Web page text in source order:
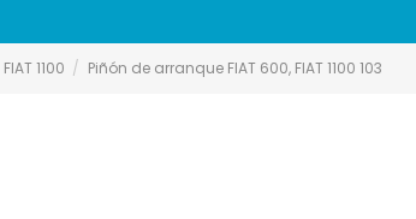
FIAT 1100 Piñón de arranque FIAT 600, FIAT 1100 103